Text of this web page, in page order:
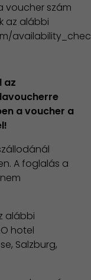
voucher szám
az alábbi
az
a voucher a
A foglalás a
alábbi
hotel
Salzburg,